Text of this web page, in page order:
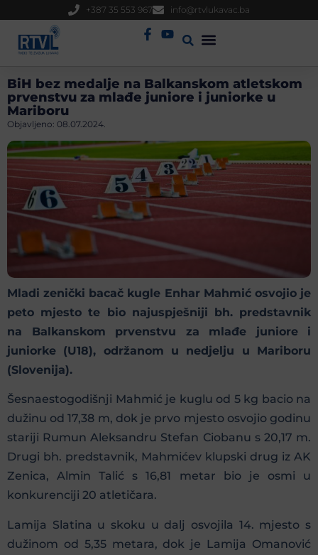
+387 35 553 967 info@rtvlukavac.ba
BiH bez medalje na Balkanskom atletskom
prvenstvu za mlađe juniore i juniorke u
Mariboru
Objavljeno: 08.07.2024.
Mladi zenički bacač kugle Enhar Mahmić osvojio je
peto mjesto te bio najuspješniji bh. predstavnik
na Balkanskom prvenstvu za mlađe juniore i
juniorke (U18), održanom u nedjelju u Mariboru
(Slovenija).
Šesnaestogodišnji Mahmić je kuglu od 5 kg bacio na
dužinu od 17,38 m, dok je prvo mjesto osvojio godinu
stariji Rumun Aleksandru Stefan Ciobanu s 20,17 m.
Drugi bh. predstavnik, Mahmićev klupski drug iz AK
Zenica, Almin Talić s 16,81 metar bio je osmi u
konkurenciji 20 atletičara.
Lamija Slatina u skoku u dalj osvojila 14. mjesto s
dužinom od 5,35 metara, dok je Lamija Omanović